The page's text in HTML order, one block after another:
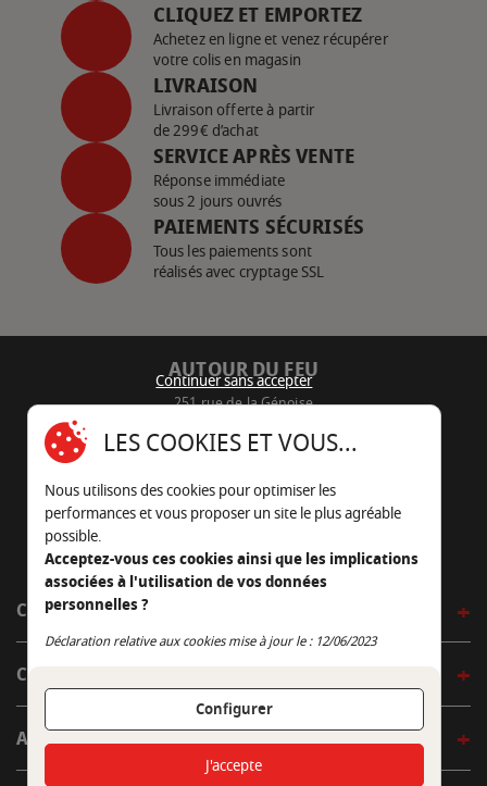
CLIQUEZ ET EMPORTEZ
Achetez en ligne et venez récupérer
votre colis en magasin
LIVRAISON
Livraison offerte à partir
de 299€ d’achat
SERVICE APRÈS VENTE
Réponse immédiate
sous 2 jours ouvrés
PAIEMENTS SÉCURISÉS
Tous les paiements sont
réalisés avec cryptage SSL
AUTOUR DU FEU
251 rue de la Génoise
05 45 22 98 09
Nous envoyer un e-mail
CÔTÉ OUTDOOR
CÔTÉ INDOOR
AUTOUR DE LA TABLE
Continuer sans accepter
LES COOKIES ET VOUS...
Nous utilisons des cookies pour optimiser les
performances et vous proposer un site le plus agréable
possible.
Acceptez-vous ces cookies ainsi que les implications
associées à l'utilisation de vos données
personnelles ?
Déclaration relative aux cookies mise à jour le : 12/06/2023
Configurer
Continuer sans accepter
J'accepte